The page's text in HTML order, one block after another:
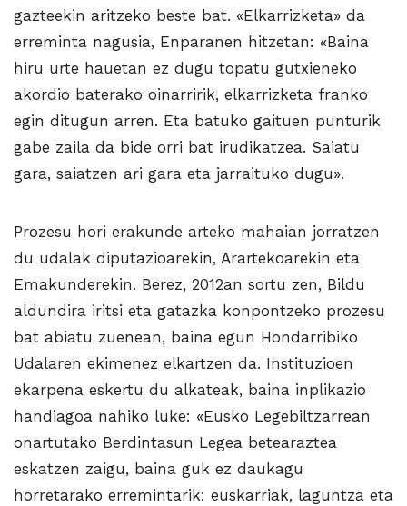
gazteekin aritzeko beste bat. «Elkarrizketa» da
erreminta nagusia, Enparanen hitzetan: «Baina
hiru urte hauetan ez dugu topatu gutxieneko
akordio baterako oinarririk, elkarrizketa franko
egin ditugun arren. Eta batuko gaituen punturik
gabe zaila da bide orri bat irudikatzea. Saiatu
gara, saiatzen ari gara eta jarraituko dugu».
Prozesu hori erakunde arteko mahaian jorratzen
du udalak diputazioarekin, Arartekoarekin eta
Emakunderekin. Berez, 2012an sortu zen, Bildu
aldundira iritsi eta gatazka konpontzeko prozesu
bat abiatu zuenean, baina egun Hondarribiko
Udalaren ekimenez elkartzen da. Instituzioen
ekarpena eskertu du alkateak, baina inplikazio
handiagoa nahiko luke: «Eusko Legebiltzarrean
onartutako Berdintasun Legea betearaztea
eskatzen zaigu, baina guk ez daukagu
horretarako erremintarik: euskarriak, laguntza eta